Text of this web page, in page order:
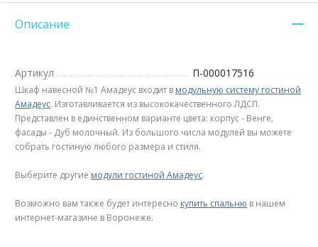
Описание
Артикул П-000017516
Шкаф навесной №1 Амадеус входит в модульную систему гостиной
Амадеус. Изготавливается из высококачественного ЛДСП.
Представлен в единственном варианте цвета: корпус - Венге,
фасады - Дуб молочный. Из большого числа модулей вы можете
собрать гостиную любого размера и стиля.
Выберите другие модули гостиной Амадеус.
Возможно вам также будет интересно купить спальню в нашем
интернет-магазине в Воронеже.